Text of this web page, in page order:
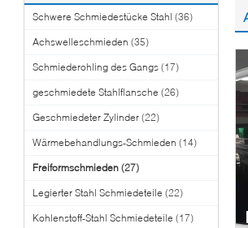
Schwere Schmiedestücke Stahl (36)
Achswelleschmieden (35)
Schmiederohling des Gangs (17)
geschmiedete Stahlflansche (26)
Geschmiedeter Zylinder (22)
Wärmebehandlungs-Schmieden (14)
Freiformschmieden (27)
Legierter Stahl Schmiedeteile (22)
Kohlenstoff-Stahl Schmiedeteile (17)